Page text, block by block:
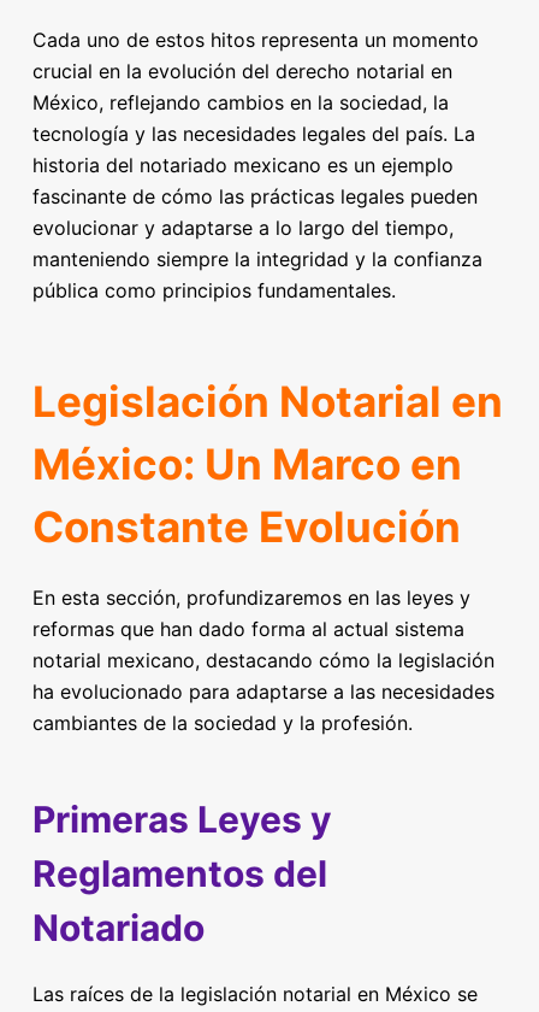
Cada uno de estos hitos representa un momento
crucial en la evolución del derecho notarial en
México, reflejando cambios en la sociedad, la
tecnología y las necesidades legales del país. La
historia del notariado mexicano es un ejemplo
fascinante de cómo las prácticas legales pueden
evolucionar y adaptarse a lo largo del tiempo,
manteniendo siempre la integridad y la confianza
pública como principios fundamentales.
Legislación Notarial en
México: Un Marco en
Constante Evolución
En esta sección, profundizaremos en las leyes y
reformas que han dado forma al actual sistema
notarial mexicano, destacando cómo la legislación
ha evolucionado para adaptarse a las necesidades
cambiantes de la sociedad y la profesión.
Primeras Leyes y
Reglamentos del
Notariado
Las raíces de la legislación notarial en México se